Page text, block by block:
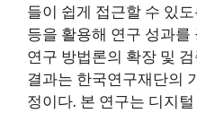
들이 쉽게 접근할 수 있
등을 활용해 연구 성과
연구 방법론의 확장 및
결과는 한국연구재단의
정이다. 본 연구는 디지